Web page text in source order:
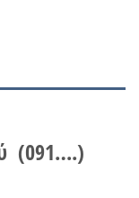
(091….)